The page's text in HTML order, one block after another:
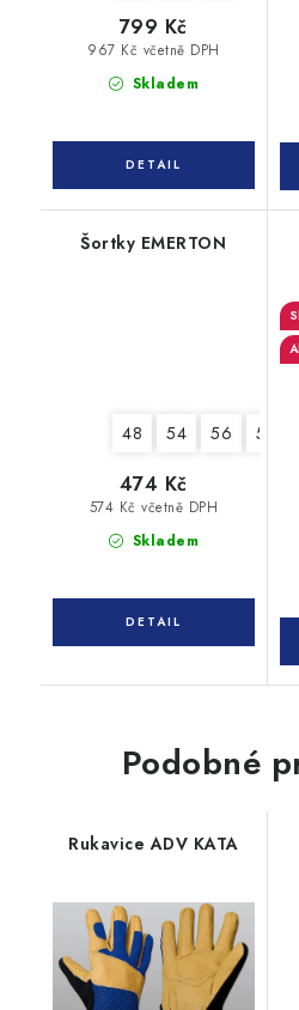
Skladem
967 Kč včetně DPH
799 Kč
Šortky EMERTON
48 54 56 58
Skladem
574 Kč včetně DPH
474 Kč
Podobné
Rukavice ADV KATA